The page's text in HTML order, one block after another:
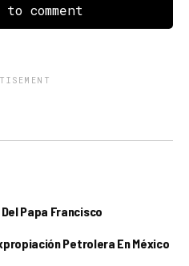
comment
Papa Francisco
Petrolera En México